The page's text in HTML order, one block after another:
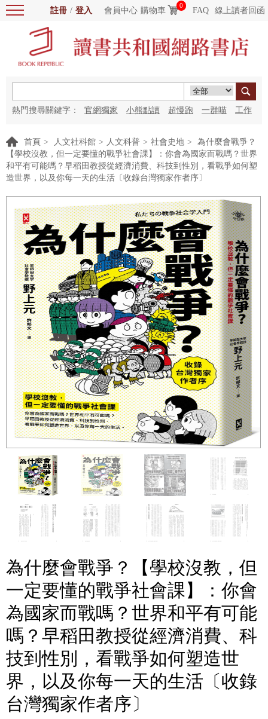
註冊 / 登入 會員中心 購物車
0
FAQ 線上讀者回函
熱門搜尋關鍵字： 官網獨家 小熊點讀 超慢跑 一群喵 工作
首頁 > 人文社科館 > 人文科普 > 社會史地 >
為什麼會戰爭？
【學校沒教，但一定要懂的戰爭社會課】：你會為國家而戰嗎？世界
和平有可能嗎？早稻田教授從經濟消費、科技到性別，看戰爭如何塑
造世界，以及你每一天的生活〔收錄台灣獨家作者序〕
為什麼會戰爭？【學校沒教，但
一定要懂的戰爭社會課】：你會
為國家而戰嗎？世界和平有可能
嗎？早稻田教授從經濟消費、科
技到性別，看戰爭如何塑造世
界，以及你每一天的生活〔收錄
台灣獨家作者序〕